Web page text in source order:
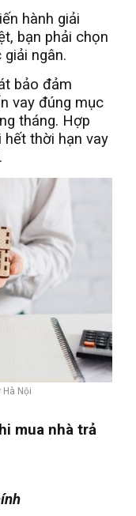
hành giải
bạn phải chọn
ngân.
bảo đảm
vay đúng mục
tháng. Hợp
thời hạn vay
Nội
mua nhà trả